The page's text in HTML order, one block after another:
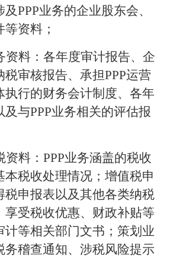
PPP业务的企业股东会、
资料；
资料：各年度审计报告、企
审核报告、承担PPP运营
执行的财务会计制度、各年
与PPP业务相关的评估报
资料：PPP业务涵盖的税收
本税收处理情况；增值税申
税申报表以及其他各类纳税
享受税收优惠、财政补贴等
计等相关部门文书；策划业
务稽查通知、涉税风险提示